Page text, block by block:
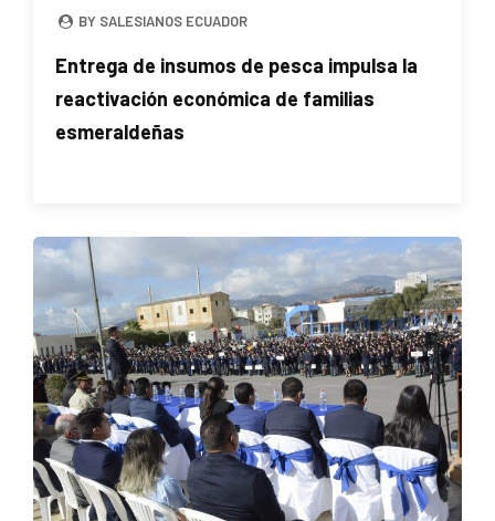
BY SALESIANOS ECUADOR
Entrega de insumos de pesca impulsa la
reactivación económica de familias
esmeraldeñas